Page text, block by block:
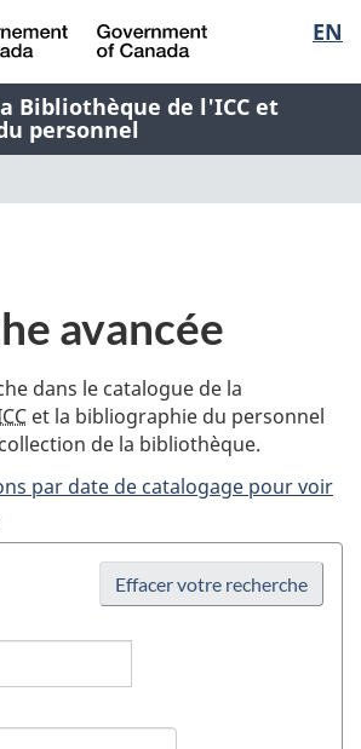
Passer
au
contenu
principal
Passer
à
« À
propos
de
application
Passer
à
la
version
HTML
de
la
EN
Bibliothèque de l'ICC et
personnel
avancée
dans le catalogue de la
et la bibliographie du personnel
de la bibliothèque.
par date de catalogage pour voir
Effacer votre recherche